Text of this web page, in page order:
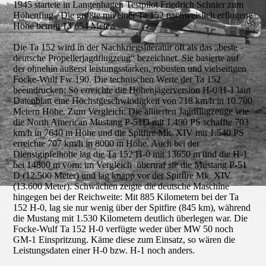
1945 startete in Langenhagen Testpilot Friedrich Schnier zum
Höhenflug. Die größte mit einer Ta 152 nachweislich erflogene
Höhe betrug 13 654 Meter.
Die Ta 152 wird in der Nachkriegsliteratur oft als das „beste
deutsche Propellerjagdflugzeug“ bezeichnet. Sie basierte auf
der ohnehin äußerst leistungsstarken, robusten und vielseitigen
Focke-Wulf Fw 190. Die technischen Werte der Ta 152
beeindrucken: So erreichte die Höhenjägerversion H-0/H-1 laut
Datenblatt eine Höchstgeschwindigkeit von 718 km/h in 10.700
Metern Höhe. Zum Vergleich: Die alliierten Jagdflugzeuge wie
die North American Mustang P-51D mit 1.490 PS schaffte 703
km/h in 7640 m Höhe und die Spitfire Mk. XIV mit 1.540 PS
erreichte 707 km/h in 8000 m Höhe. Auch bei der
Dienstgipfelhöhe lag die Ta 152 H-0 mit 13650 m und die H-1
bei 14800 m vorn: im Vergleich übertraf sie die Mustang P-51
D (12.500 Meter) und lag knapp vor der Spitfire Mk. XIV
(13.600 Meter). Schwächen zeigte die deutsche Maschine
hingegen bei der Reichweite: Mit 885 Kilometern bei der Ta
152 H-0, lag sie nur wenig über der Spitfire (845 km), während
die Mustang mit 1.530 Kilometern deutlich überlegen war. Die
Focke-Wulf Ta 152 H-0 verfügte weder über MW 50 noch
GM-1 Einspritzung. Käme diese zum Einsatz, so wären die
Leistungsdaten einer H-0 bzw. H-1 noch anders.